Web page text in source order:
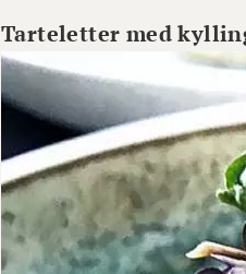
Tarteletter med